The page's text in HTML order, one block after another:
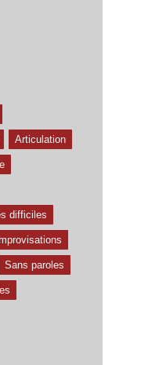
Articulation
difficiles
Sans paroles